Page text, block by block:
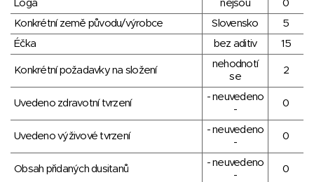
Loga
nejsou
0
Konkrétní země původu/výrobce
Slovensko
5
Éčka
bez aditiv 15
Konkrétní požadavky na složení
nehodnotí
se
2
Uvedeno zdravotní tvrzení
- neuvedeno
-
0
Uvedeno výživové tvrzení
- neuvedeno
-
0
Obsah přidaných dusitanů
- neuvedeno
-
0